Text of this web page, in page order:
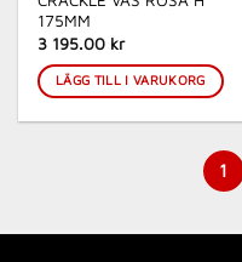
175MM
3 195.00 kr
LÄGG TILL I VARUKORG
1